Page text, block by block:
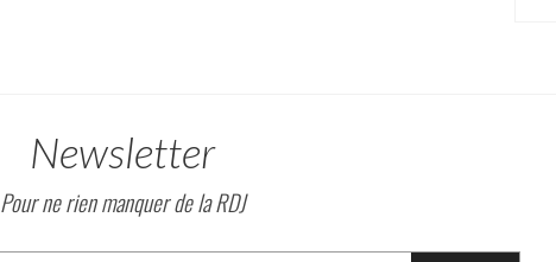
Newsletter
Pour ne rien manquer de la RDJ